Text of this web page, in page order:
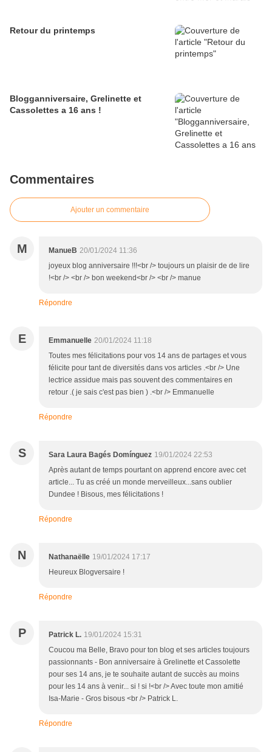
Retour du printemps
Blogganniversaire, Grelinette et
Cassolettes a 16 ans !
Commentaires
Ajouter un commentaire
M ManueB 20/01/2024 11:36
joyeux blog anniversaire !!!<br /> toujours un plaisir de de lire
!<br /> <br /> bon weekend<br /> <br /> manue
Répondre
E Emmanuelle 20/01/2024 11:18
Toutes mes félicitations pour vos 14 ans de partages et vous
félicite pour tant de diversités dans vos articles .<br /> Une
lectrice assidue mais pas souvent des commentaires en
retour .( je sais c'est pas bien ) .<br /> Emmanuelle
Répondre
S Sara Laura Bagés Domínguez 19/01/2024 22:53
Après autant de temps pourtant on apprend encore avec cet
article... Tu as créé un monde merveilleux...sans oublier
Dundee ! Bisous, mes félicitations !
Répondre
N Nathanaëlle 19/01/2024 17:17
Heureux Blogversaire !
Répondre
P Patrick L. 19/01/2024 15:31
Coucou ma Belle, Bravo pour ton blog et ses articles toujours
passionnants - Bon anniversaire à Grelinette et Cassolette
pour ses 14 ans, je te souhaite autant de succès au moins
pour les 14 ans à venir... si ! si !<br /> Avec toute mon amitié
Isa-Marie - Gros bisous <br /> Patrick L.
Répondre